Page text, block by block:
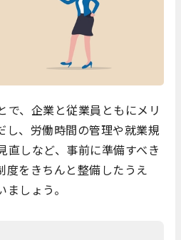
で、企業と従業員ともにメリ
し、労働時間の管理や就業規
直しなど、事前に準備すべき
度をきちんと整備したうえ
しょう。